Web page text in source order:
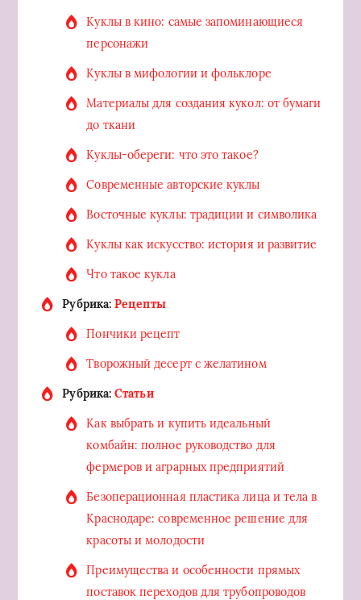
Куклы в кино: самые запоминающиеся
персонажи
Куклы в мифологии и фольклоре
Материалы для создания кукол: от бумаги
до ткани
Куклы-обереги: что это такое?
Современные авторские куклы
Восточные куклы: традиции и символика
Куклы как искусство: история и развитие
Что такое кукла
Рубрика:Рецепты
Пончики рецепт
Творожный десерт с желатином
Рубрика:Статьи
Как выбрать и купить идеальный
комбайн: полное руководство для
фермеров и аграрных предприятий
Безоперационная пластика лица и тела в
Краснодаре: современное решение для
красоты и молодости
Преимущества и особенности прямых
поставок переходов для трубопроводов